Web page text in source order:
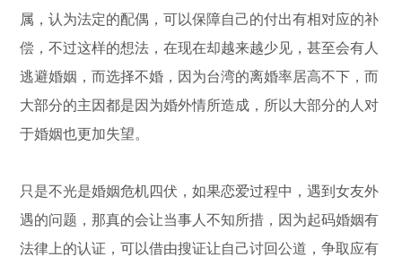
属，认为法定的配偶，可以保障自己的付出有相对应的补
偿，不过这样的想法，在现在却越来越少见，甚至会有人
逃避婚姻，而选择不婚，因为台湾的离婚率居高不下，而
大部分的主因都是因为婚外情所造成，所以大部分的人对
于婚姻也更加失望。
只是不光是婚姻危机四伏，如果恋爱过程中，遇到女友外
遇的问题，那真的会让当事人不知所措，因为起码婚姻有
法律上的认证，可以借由搜证让自己讨回公道，争取应有